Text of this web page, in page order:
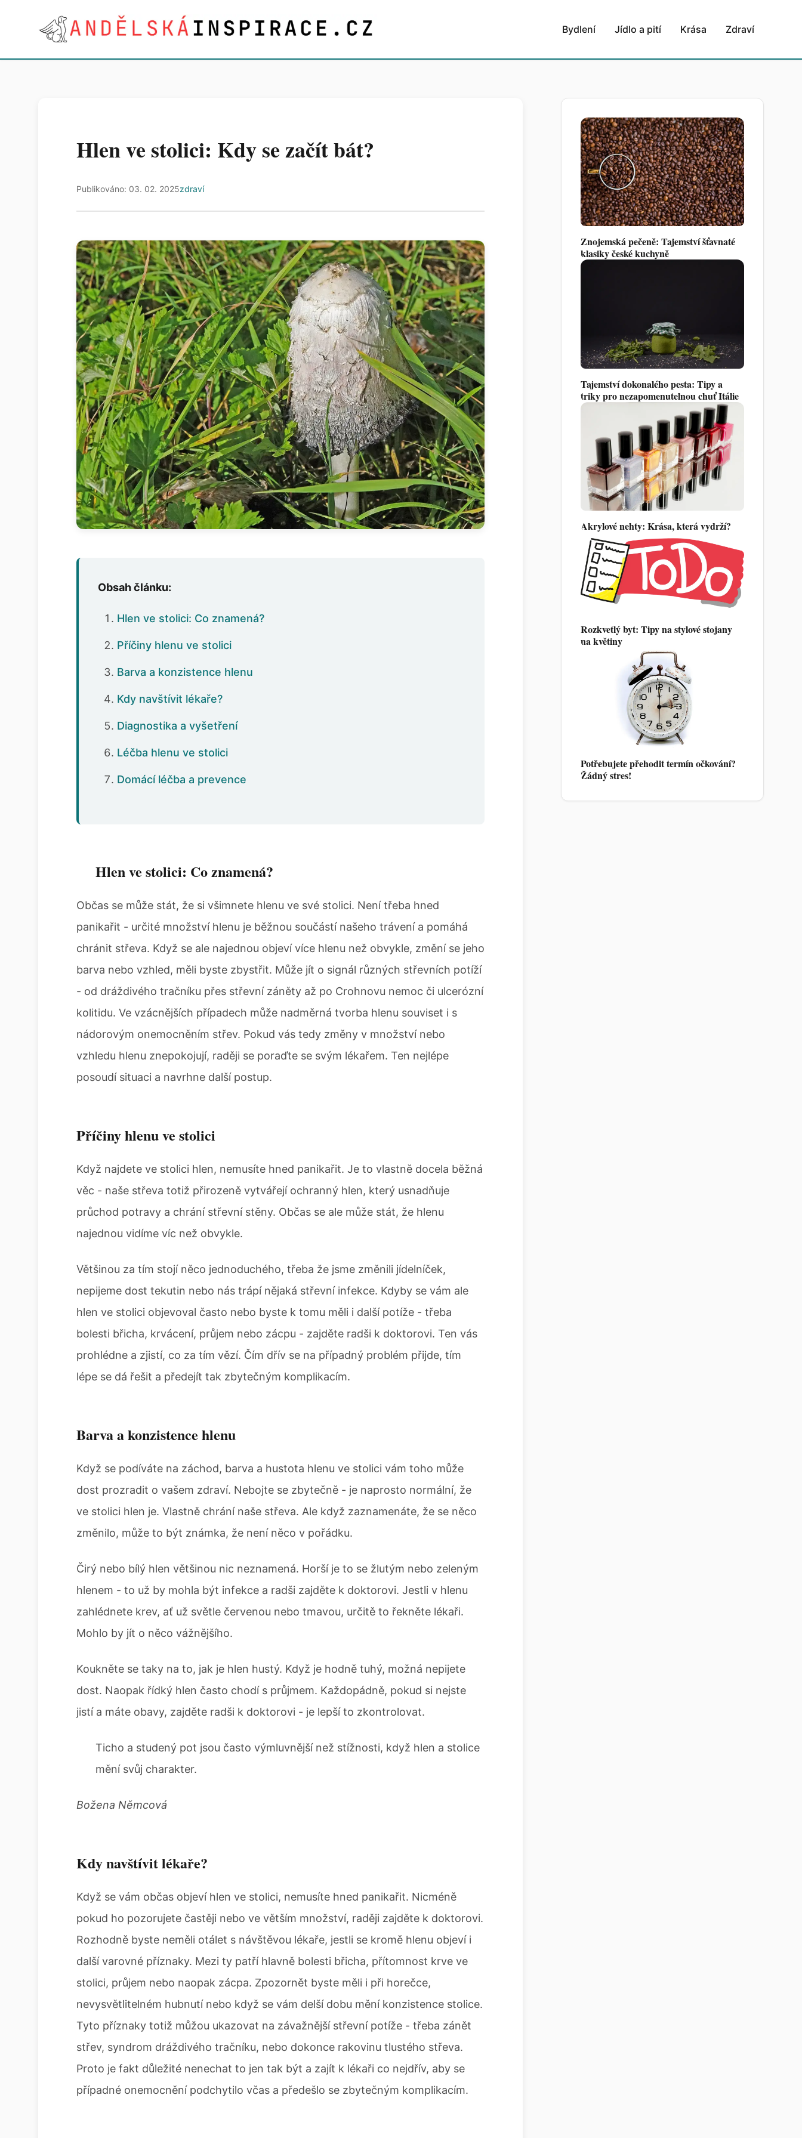
Bydlení Jídlo a pití Krása Zdraví
Hlen ve stolici: Kdy se začít bát?
Publikováno: 03. 02. 2025zdraví
Obsah článku:
Hlen ve stolici: Co znamená?
Příčiny hlenu ve stolici
Barva a konzistence hlenu
Kdy navštívit lékaře?
Diagnostika a vyšetření
Léčba hlenu ve stolici
Domácí léčba a prevence
Hlen ve stolici: Co znamená?
Občas se může stát, že si všimnete hlenu ve své stolici. Není třeba hned
panikařit - určité množství hlenu je běžnou součástí našeho trávení a pomáhá
chránit střeva. Když se ale najednou objeví více hlenu než obvykle, změní se jeho
barva nebo vzhled, měli byste zbystřit. Může jít o signál různých střevních potíží
- od dráždivého tračníku přes střevní záněty až po Crohnovu nemoc či ulcerózní
kolitidu. Ve vzácnějších případech může nadměrná tvorba hlenu souviset i s
nádorovým onemocněním střev. Pokud vás tedy změny v množství nebo
vzhledu hlenu znepokojují, raději se poraďte se svým lékařem. Ten nejlépe
posoudí situaci a navrhne další postup.
Příčiny hlenu ve stolici
Když najdete ve stolici hlen, nemusíte hned panikařit. Je to vlastně docela běžná
věc - naše střeva totiž přirozeně vytvářejí ochranný hlen, který usnadňuje
průchod potravy a chrání střevní stěny. Občas se ale může stát, že hlenu
najednou vidíme víc než obvykle.
Většinou za tím stojí něco jednoduchého, třeba že jsme změnili jídelníček,
nepijeme dost tekutin nebo nás trápí nějaká střevní infekce. Kdyby se vám ale
hlen ve stolici objevoval často nebo byste k tomu měli i další potíže - třeba
bolesti břicha, krvácení, průjem nebo zácpu - zajděte radši k doktorovi. Ten vás
prohlédne a zjistí, co za tím vězí. Čím dřív se na případný problém přijde, tím
lépe se dá řešit a předejít tak zbytečným komplikacím.
Barva a konzistence hlenu
Když se podíváte na záchod, barva a hustota hlenu ve stolici vám toho může
dost prozradit o vašem zdraví. Nebojte se zbytečně - je naprosto normální, že
ve stolici hlen je. Vlastně chrání naše střeva. Ale když zaznamenáte, že se něco
změnilo, může to být známka, že není něco v pořádku.
Čirý nebo bílý hlen většinou nic neznamená. Horší je to se žlutým nebo zeleným
hlenem - to už by mohla být infekce a radši zajděte k doktorovi. Jestli v hlenu
zahlédnete krev, ať už světle červenou nebo tmavou, určitě to řekněte lékaři.
Mohlo by jít o něco vážnějšího.
Koukněte se taky na to, jak je hlen hustý. Když je hodně tuhý, možná nepijete
dost. Naopak řídký hlen často chodí s průjmem. Každopádně, pokud si nejste
jistí a máte obavy, zajděte radši k doktorovi - je lepší to zkontrolovat.
Ticho a studený pot jsou často výmluvnější než stížnosti, když hlen a stolice
mění svůj charakter.
Božena Němcová
Kdy navštívit lékaře?
Když se vám občas objeví hlen ve stolici, nemusíte hned panikařit. Nicméně
pokud ho pozorujete častěji nebo ve větším množství, raději zajděte k doktorovi.
Rozhodně byste neměli otálet s návštěvou lékaře, jestli se kromě hlenu objeví i
další varovné příznaky. Mezi ty patří hlavně bolesti břicha, přítomnost krve ve
stolici, průjem nebo naopak zácpa. Zpozornět byste měli i při horečce,
nevysvětlitelném hubnutí nebo když se vám delší dobu mění konzistence stolice.
Tyto příznaky totiž můžou ukazovat na závažnější střevní potíže - třeba zánět
střev, syndrom dráždivého tračníku, nebo dokonce rakovinu tlustého střeva.
Proto je fakt důležité nenechat to jen tak být a zajít k lékaři co nejdřív, aby se
případné onemocnění podchytilo včas a předešlo se zbytečným komplikacím.
Znojemská pečeně: Tajemství šťavnaté
klasiky české kuchyně
Tajemství dokonalého pesta: Tipy a
triky pro nezapomenutelnou chuť Itálie
Akrylové nehty: Krása, která vydrží?
Rozkvetlý byt: Tipy na stylové stojany
na květiny
Potřebujete přehodit termín očkování?
Žádný stres!